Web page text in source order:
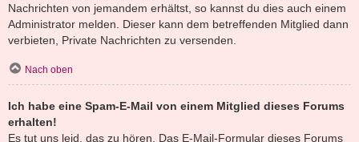
Nachrichten von jemandem erhältst, so kannst du dies auch einem
Administrator melden. Dieser kann dem betreffenden Mitglied dann
verbieten, Private Nachrichten zu versenden.
Nach oben
Ich habe eine Spam-E-Mail von einem Mitglied dieses Forums
erhalten!
Es tut uns leid, das zu hören. Das E-Mail-Formular dieses Forums